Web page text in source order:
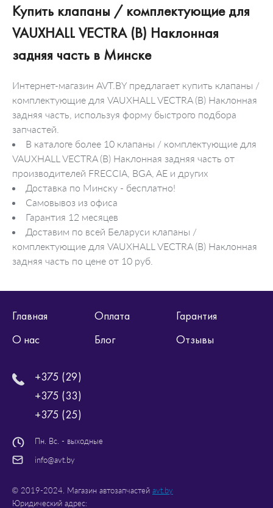
Купить клапаны / комплектующие для
VAUXHALL VECTRA (B) Наклонная
задняя часть в Минске
Интернет-магазин AVT.BY предлагает купить клапаны /
комплектующие для VAUXHALL VECTRA (B) Наклонная
задняя часть, используя форму быстрого подбора
запчастей.
В каталоге более 10 клапаны / комплектующие для
VAUXHALL VECTRA (B) Наклонная задняя часть от
производителей FRECCIA, BGA, AE и других
Доставка по Минску - бесплатно!
Самовывоз из офиса
Гарантия 12 месяцев
Доставим по всей Беларуси клапаны /
комплектующие для VAUXHALL VECTRA (B) Наклонная
задняя часть по цене от 10 руб.
Главная Оплата
Гарантия
О нас
Блог Отзывы
+375 (29)
+375 (33)
+375 (25)
Пн. Вс. - выходные
info@avt.by
© 2019-2024. Магазин автозапчастей avt.by
Юридический адрес: